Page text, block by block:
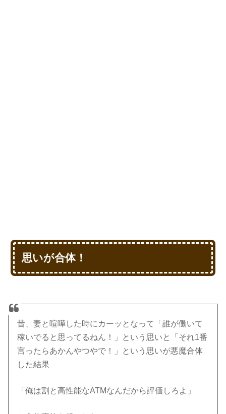
思いが合体！
昔、妻と喧嘩した時にカーッとなって「誰が働いて
稼いでると思ってるねん！」という思いと「それ1番
言ったらあかんやつやで！」という思いが悪魔合体
した結果
「俺は割と高性能なATMなんだから評価しろよ」